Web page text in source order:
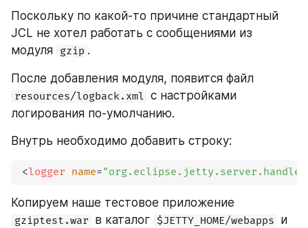
Поскольку по какой-то причине стандартный
JCL не хотел работать с сообщениями из
модуля gzip .
resources/logback.xml с настройками
логирования по-умолчанию.
Внутрь необходимо добавить строку:
<logger name="
gziptest.war в каталог $JETTY_HOME/webapps и